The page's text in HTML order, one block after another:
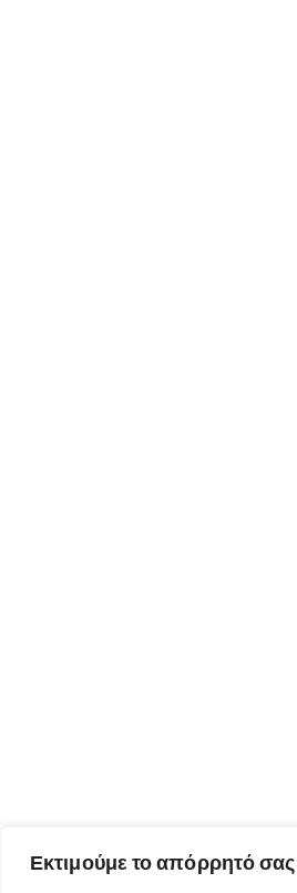
Εκτιμούμε το απόρρητό σας